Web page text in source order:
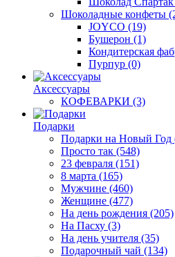
Шоколадные конфеты
JOYCO (19)
Бушерон (1)
Кондитерская
Пурпур (0)
Аксессуары
КОФЕВАРКИ (3)
Подарки
Подарки на Новый Год
Просто так (548)
23 февраля (151)
8 марта (165)
Мужчине (460)
Женщине (477)
На день рождения (205)
На Пасху (3)
На день учителя (35)
Подарочный чай (134)